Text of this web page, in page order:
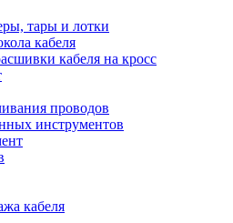
тары и лотки
кабеля
кабеля на кросс
проводов
инструментов
кабеля